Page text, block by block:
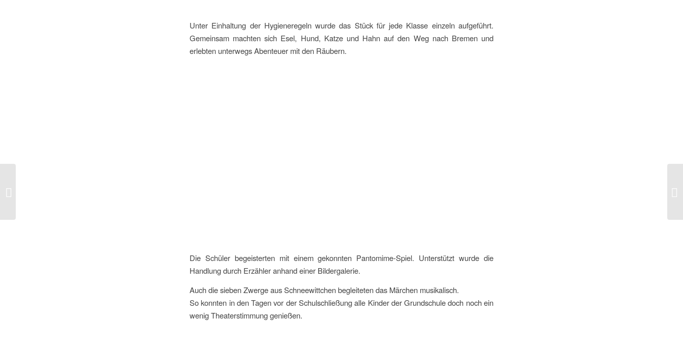
Unter Einhaltung der Hygieneregeln wurde das Stück für jede Klasse einzeln aufgeführt.
Gemeinsam machten sich Esel, Hund, Katze und Hahn auf den Weg nach Bremen und
erlebten unterwegs Abenteuer mit den Räubern.
Die Schüler begeisterten mit einem gekonnten Pantomime-Spiel. Unterstützt wurde die
Handlung durch Erzähler anhand einer Bildergalerie.
Auch die sieben Zwerge aus Schneewittchen begleiteten das Märchen musikalisch.
So konnten in den Tagen vor der Schulschließung alle Kinder der Grundschule doch noch ein
wenig Theaterstimmung genießen.